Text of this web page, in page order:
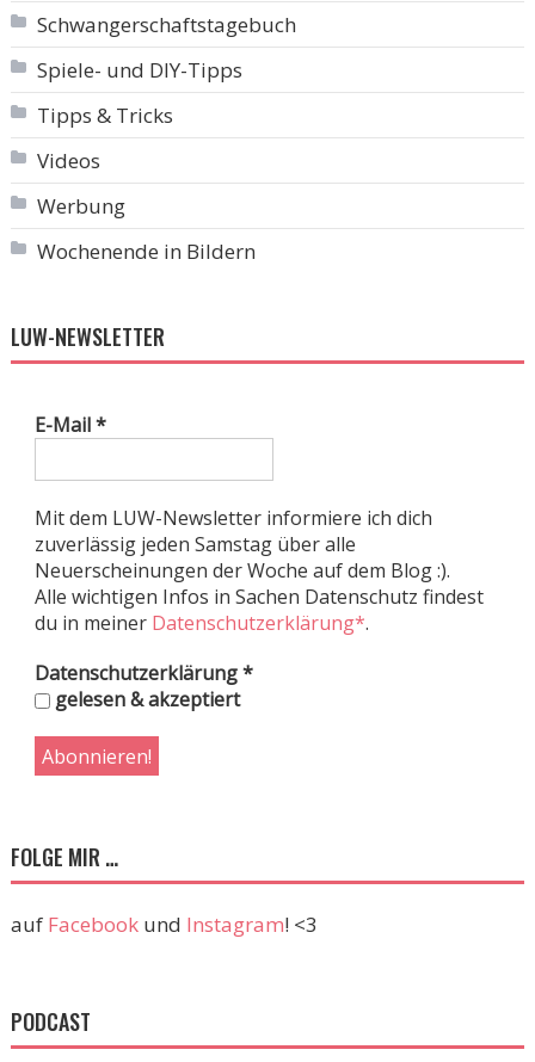
Schwangerschaftstagebuch
Spiele- und DIY-Tipps
Tipps & Tricks
Videos
Werbung
Wochenende in Bildern
LUW-NEWSLETTER
E-Mail*
Mit dem LUW-Newsletter informiere ich dich
zuverlässig jeden Samstag über alle
Neuerscheinungen der Woche auf dem Blog :).
Alle wichtigen Infos in Sachen Datenschutz findest
du in meiner Datenschutzerklärung*.
Datenschutzerklärung*
gelesen & akzeptiert
FOLGE MIR …
auf Facebookund Instagram! <3
PODCAST